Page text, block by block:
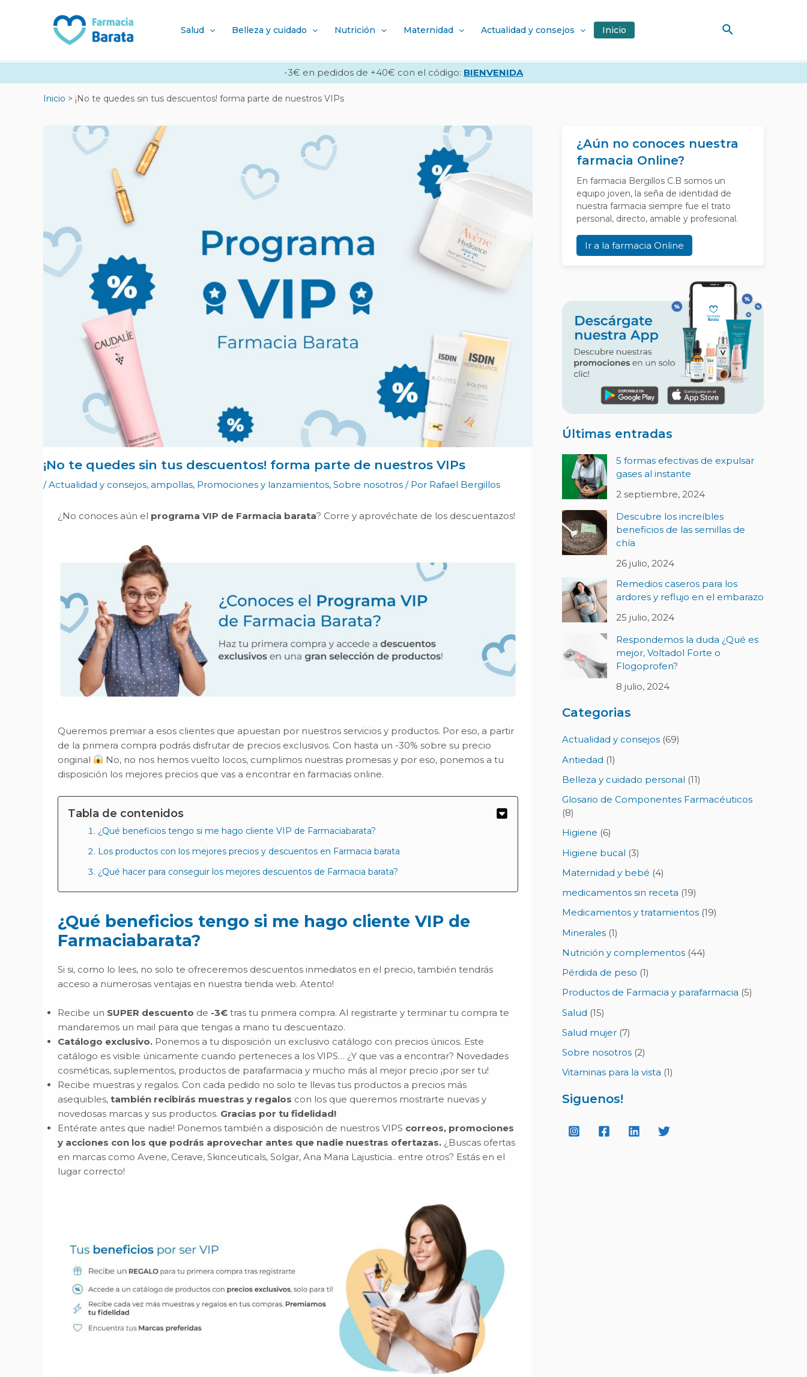
Salud Belleza y cuidado Nutrición Maternidad Actualidad y consejos Inicio Buscar
-3€ en pedidos de +40€ con el código: BIENVENIDA
Inicio ¡No te quedes sin tus descuentos! forma parte de nuestros VIPs
¡No te quedes sin tus descuentos! forma parte de nuestros VIPs
/Actualidad y consejos, ampollas, Promociones y lanzamientos, Sobre nosotros / Por Rafael Bergillos
¿No conoces aún el programa VIP de Farmacia barata? Corre y aprovéchate de los descuentazos!
Queremos premiar a esos clientes que apuestan por nuestros servicios y productos. Por eso, a partir
de la primera compra podrás disfrutar de precios exclusivos. Con hasta un -30% sobre su precio
original
No, no nos hemos vuelto locos, cumplimos nuestras promesas y por eso, ponemos a tu
disposición los mejores precios que vas a encontrar en farmacias online.
Tabla de contenidos
¿Qué beneficios tengo si me hago cliente VIP de Farmaciabarata?
Los productos con los mejores precios y descuentos en Farmacia barata
¿Qué hacer para conseguir los mejores descuentos de Farmacia barata?
¿Qué beneficios tengo si me hago cliente VIP de
Farmaciabarata?
Si si, como lo lees, no solo te ofreceremos descuentos inmediatos en el precio, también tendrás
acceso a numerosas ventajas en nuestra tienda web. Atento!
Recibe un SUPER descuento de -3€ tras tu primera compra. Al registrarte y terminar tu compra te
mandaremos un mail para que tengas a mano tu descuentazo.
Catálogo exclusivo. Ponemos a tu disposición un exclusivo catálogo con precios únicos. Este
catálogo es visible únicamente cuando perteneces a los VIPS… ¿Y que vas a encontrar? Novedades
cosméticas, suplementos, productos de parafarmacia y mucho más al mejor precio ¡por ser tu!
Recibe muestras y regalos. Con cada pedido no solo te llevas tus productos a precios más
asequibles, también recibirás muestras y regalos con los que queremos mostrarte nuevas y
novedosas marcas y sus productos. Gracias por tu fidelidad!
Entérate antes que nadie! Ponemos también a disposición de nuestros VIPS correos, promociones
y acciones con los que podrás aprovechar antes que nadie nuestras ofertazas. ¿Buscas ofertas
en marcas como Avene, Cerave, Skinceuticals, Solgar, Ana Maria Lajusticia.. entre otros? Estás en el
lugar correcto!
de
entradas
¿Aún no conoces nuestra
farmacia Online?
En farmacia Bergillos C.B somos un
equipo joven, la seña de identidad de
nuestra farmacia siempre fue el trato
personal, directo, amable y profesional.
Ir a la farmacia Online
Últimas entradas
5 formas efectivas de expulsar
gases al instante
2 septiembre, 2024
Descubre los increíbles
beneficios de las semillas de
chía
26 julio, 2024
Remedios caseros para los
ardores y reflujo en el embarazo
25 julio, 2024
Respondemos la duda ¿Qué es
mejor, Voltadol Forte o
Flogoprofen?
8 julio, 2024
Categorias
Actualidad y consejos (69)
Antiedad (1)
Belleza y cuidado personal (11)
Glosario de Componentes Farmacéuticos
(8)
Higiene (6)
Higiene bucal (3)
Maternidad y bebé (4)
medicamentos sin receta (19)
Medicamentos y tratamientos (19)
Minerales (1)
Nutrición y complementos (44)
Pérdida de peso (1)
Productos de Farmacia y parafarmacia (5)
Salud (15)
Salud mujer (7)
Sobre nosotros (2)
Vitaminas para la vista (1)
Siguenos!